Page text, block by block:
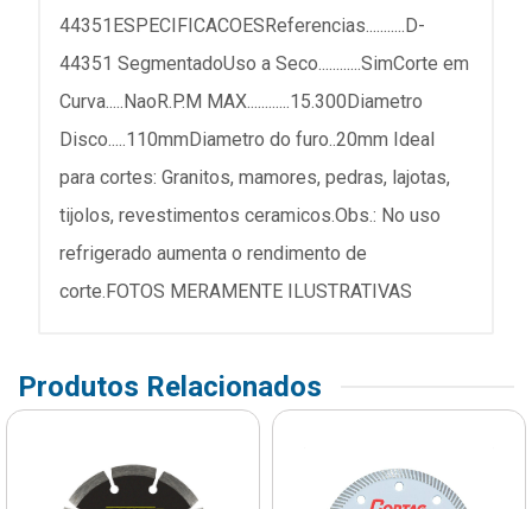
44351ESPECIFICACOESReferencias...........D-
44351 SegmentadoUso a Seco............SimCorte em
Curva.....NaoR.P.M MAX............15.300Diametro
Disco.....110mmDiametro do furo..20mm Ideal
para cortes: Granitos, mamores, pedras, lajotas,
tijolos, revestimentos ceramicos.Obs.: No uso
refrigerado aumenta o rendimento de
corte.FOTOS MERAMENTE ILUSTRATIVAS
Produtos Relacionados